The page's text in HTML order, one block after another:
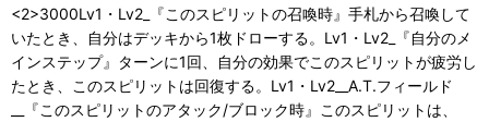
<2>3000Lv1・Lv2_『このスピリットの召喚時』手札から召喚して
いたとき、自分はデッキから1枚ドローする。Lv1・Lv2_『自分のメ
インステップ』ターンに1回、自分の効果でこのスピリットが疲労し
たとき、このスピリットは回復する。Lv1・Lv2__A.T.フィールド
__『このスピリットのアタック/ブロック時』このスピリットは、